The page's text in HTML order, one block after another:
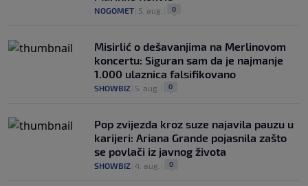
NOGOMET 5. aug. 0
Misirlić o dešavanjima na Merlinovom
koncertu: Siguran sam da je najmanje
1.000 ulaznica falsifikovano
SHOWBIZ 5. aug. 0
Pop zvijezda kroz suze najavila pauzu u
karijeri: Ariana Grande pojasnila zašto
se povlači iz javnog života
SHOWBIZ 4. aug. 0